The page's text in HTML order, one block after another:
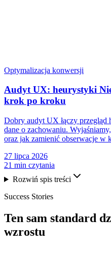
Optymalizacja konwersji
Audyt UX: heurystyki
krok po kroku
Dobry audyt UX łączy przegląd
dane o zachowaniu.
oraz jak zamienić obserwacje w
27 lipca 2026
21 min czytania
Rozwiń spis treści
Success Stories
Ten sam standard
wzrostu